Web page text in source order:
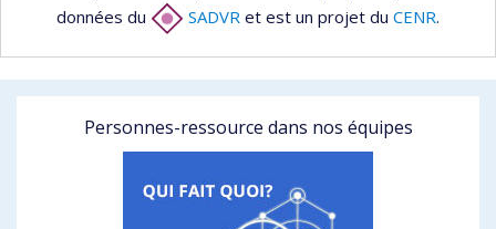
données du
SADVR et est un projet du CENR.
Personnes-ressource dans nos équipes